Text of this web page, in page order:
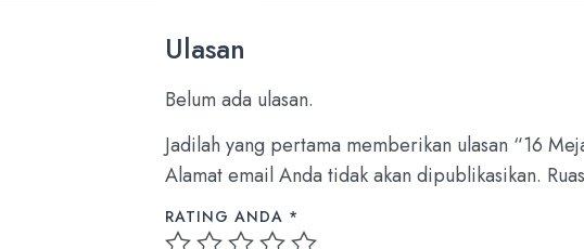
Ulasan
Belum ada ulasan.
Jadilah yang pertama memberikan ulasan “16
Alamat email Anda tidak akan dipublikasikan.
RATING ANDA *